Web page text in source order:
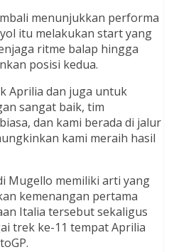
menunjukkan performa
itu melakukan start yang
ritme balap hingga
posisi kedua.
Aprilia dan juga untuk
sangat baik, tim
dan kami berada di jalur
kami meraih hasil
Mugello memiliki arti yang
kemenangan pertama
Italia tersebut sekaligus
trek ke-11 tempat Aprilia